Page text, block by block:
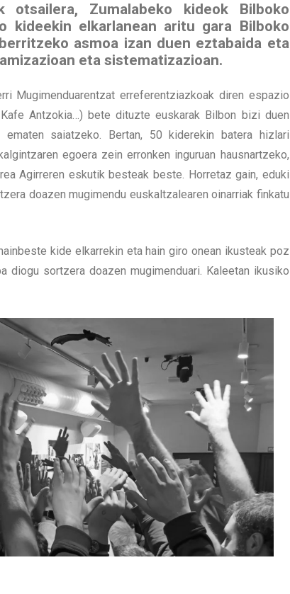
Zumalabeko kideok Bilboko
kideekin elkarlanean aritu gara Bilboko
asmoa izan duen eztabaida eta
eta sistematizazioan.
Mugimenduarentzat erreferentziazkoak diren espazio
Antzokia…) bete dituzte euskarak Bilbon bizi duen
saiatzeko. Bertan, 50 kiderekin batera hizlari
egoera zein erronken inguruan hausnartzeko,
Agirreren eskutik besteak beste. Horretaz gain, eduki
doazen mugimendu euskaltzalearen oinarriak finkatu
kide elkarrekin eta hain giro onean ikusteak poz
diogu sortzera doazen mugimenduari. Kaleetan ikusiko